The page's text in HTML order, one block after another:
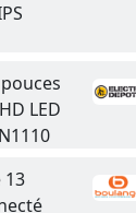
LED
13